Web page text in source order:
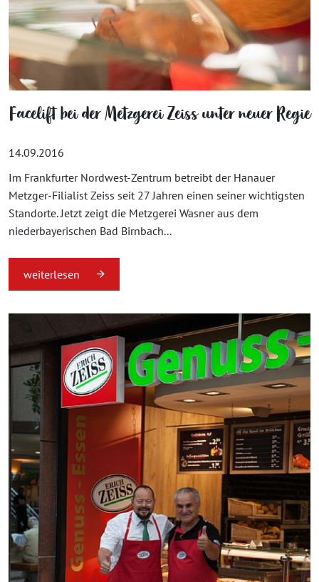
Facelift bei der Metzgerei Zeiss unter neuer Regie
14.09.2016
Im Frankfurter Nordwest-Zentrum betreibt der Hanauer
Metzger-Filialist Zeiss seit 27 Jahren einen seiner wichtigsten
Standorte. Jetzt zeigt die Metzgerei Wasner aus dem
niederbayerischen Bad Birnbach...
weiterlesen